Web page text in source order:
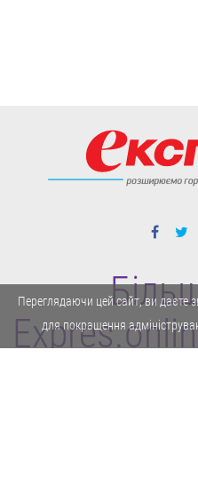
Переглядаючи цей сайт, ви даєте
для покращення